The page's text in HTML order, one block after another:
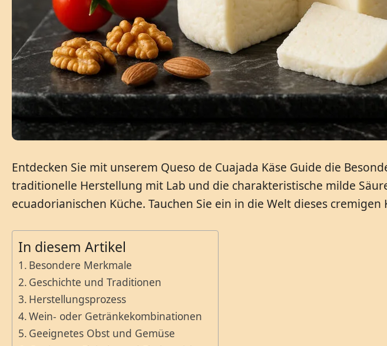
Entdecken Sie mit unserem Queso de Cuajada Käse Guide die
traditionelle Herstellung mit Lab und die charakteristische milde
ecuadorianischen Küche. Tauchen Sie ein in die Welt dieses
In diesem Artikel
Besondere Merkmale
Geschichte und Traditionen
Herstellungsprozess
Wein- oder Getränkekombinationen
Geeignetes Obst und Gemüse